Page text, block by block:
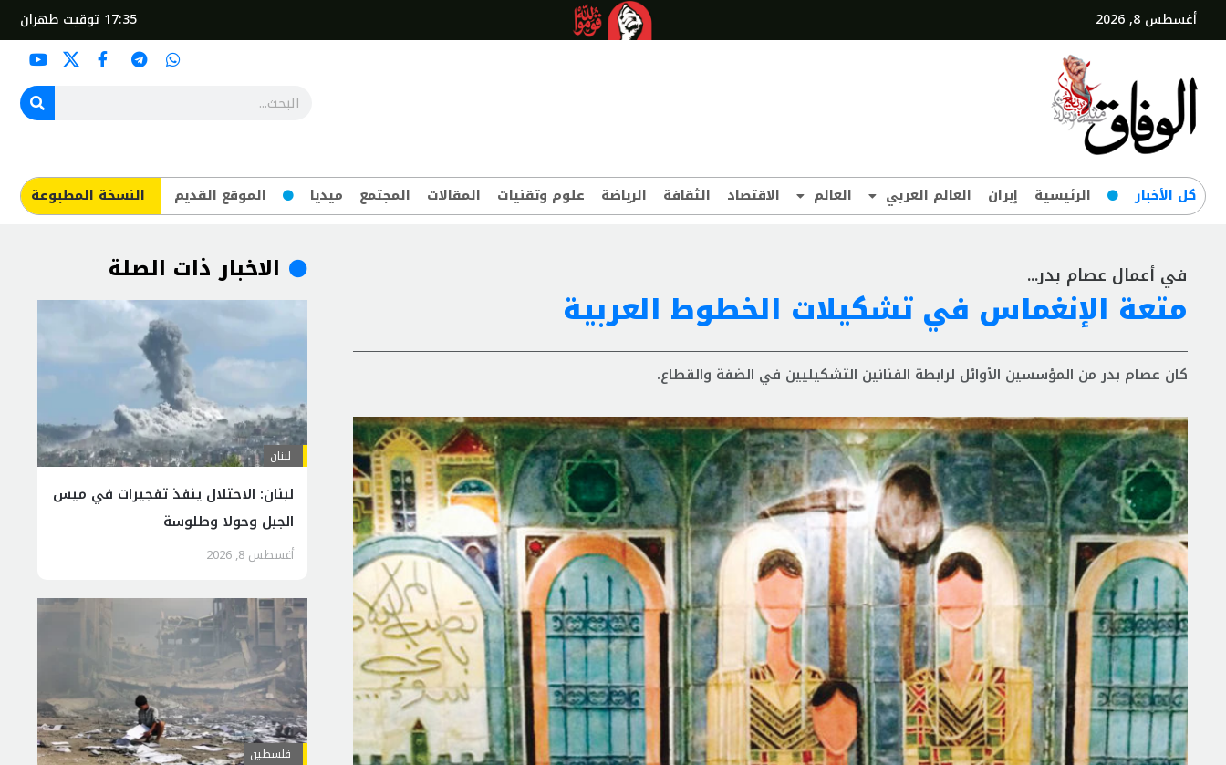
أغسطس 8, 2026 17:35 توقيت طهران
کل‌ الأخبار الرئيسية إيران العالم العربي العالم الاقتصاد الثقافة الرياضة علوم وتقنيات المقالات المجتمع ميديا الموقع القديم ​النسخة المطبوعة
في أعمال عصام بدر...
متعة الإنغماس في تشكيلات الخطوط العربية
كان عصام بدر من المؤسسين الأوائل لرابطة الفنانين التشكيليين في الضفة والقطاع.
الاخبار ذات الصلة
لبنان
لبنان: الاحتلال ينفذ تفجيرات في ميس
الجبل وحولا وطلوسة
أغسطس 8, 2026
فلسطين